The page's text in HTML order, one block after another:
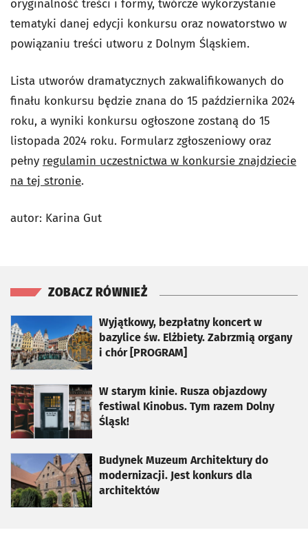
oryginalność treści i formy, twórcze wykorzystanie
tematyki danej edycji konkursu oraz nowatorstwo w
powiązaniu treści utworu z Dolnym Śląskiem.
Lista utworów dramatycznych zakwalifikowanych do
finału konkursu będzie znana do 15 października 2024
roku, a wyniki konkursu ogłoszone zostaną do 15
listopada 2024 roku. Formularz zgłoszeniowy oraz
pełny regulamin uczestnictwa w konkursie znajdziecie
na tej stronie.
autor: Karina Gut
ZOBACZ RÓWNIEŻ
Wyjątkowy, bezpłatny koncert w
bazylice św. Elżbiety. Zabrzmią organy
i chór [PROGRAM]
otworzy się w nowej karcie
W starym kinie. Rusza objazdowy
festiwal Kinobus. Tym razem Dolny
Śląsk!
otworzy się w nowej karcie
Budynek Muzeum Architektury do
modernizacji. Jest konkurs dla
architektów
otworzy się w nowej karcie